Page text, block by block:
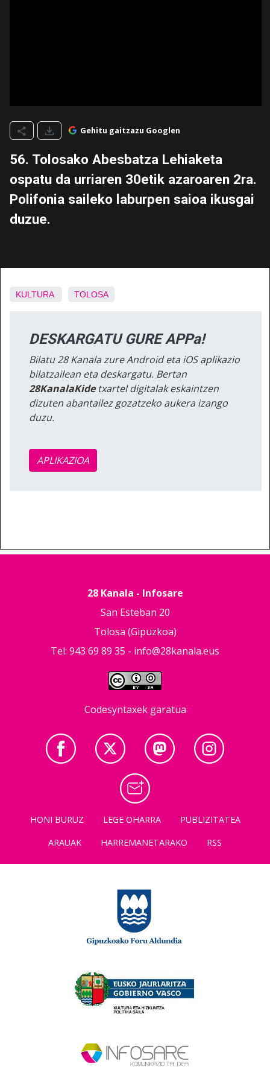
Gehitu gaitzazu Googlen
56. Tolosako Abesbatza Lehiaketa
ospatu da urriaren 30etik azaroaren 2ra.
Polifonia saileko laburpen saioa ikusgai
duzue.
KULTURA TOLOSA
DESKARGATU GURE APPa!
Bilatu 28 Kanala zure Android eta iOS aplikazio
bilatzailean eta deskargatu. Bertan
28KanalaKidetxartel digitalak eskaintzen
dizuten abantailez gozatzeko aukera izango
duzu.
APLIKAZIOA
28 Kanala - Infosare
San Esteban 20
Tolosa (Gipuzkoa)
Tel: 943 69 89 35 - info@28kanala.eus
Codesyntaxek garatua
HONI BURUZ LEGE OHARRA
PUBLIZITATEA
ARAUAK
HARREMANETARAKO RSS